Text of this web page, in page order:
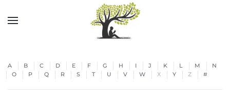
Skip to main content
A B C D E F G H I J K L M
N
O
P Q R S T U V W X Y Z #